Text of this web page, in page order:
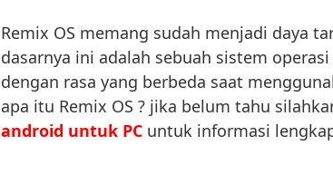
Remix OS memang sudah menjadi daya
dasarnya ini adalah sebuah sistem
dengan rasa yang berbeda saat
apa itu Remix OS ? jika belum tahu
android untuk PC untuk informasi